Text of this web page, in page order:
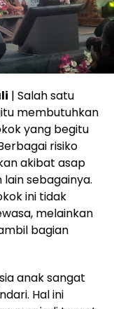
| Salah satu
membutuhkan
yang begitu
risiko
akibat asap
sebagainya.
ini tidak
melainkan
bagian
anak sangat
Hal ini